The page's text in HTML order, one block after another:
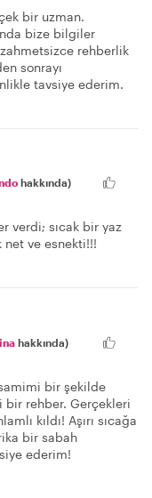
bir uzman.
bize bilgiler
rehberlik
sonrayı
tavsiye ederim.
hakkında)
verdi; sıcak bir yaz
ve esnekti!!!
hakkında)
bir şekilde
bir rehber. Gerçekleri
kıldı! Aşırı sıcağa
bir sabah
ederim!